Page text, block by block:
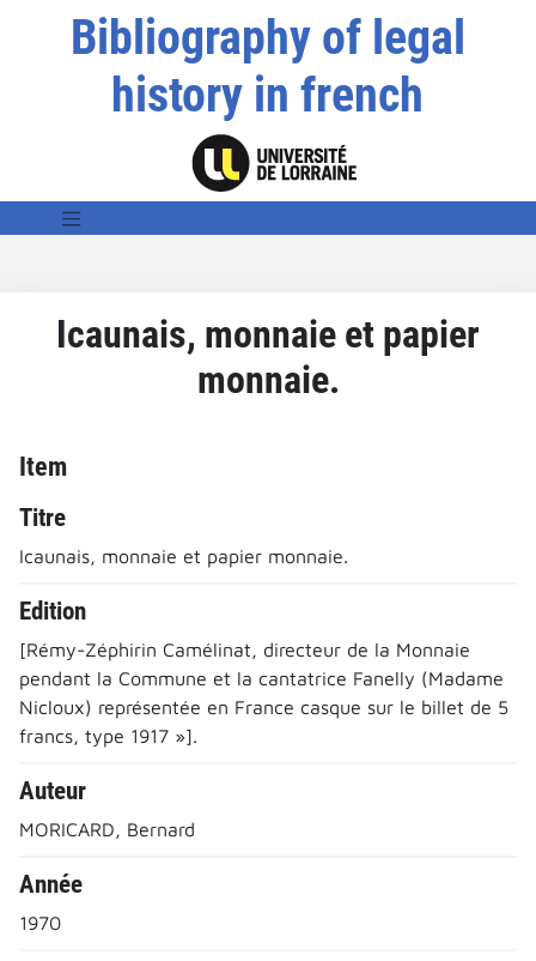
Bibliography of legal
history in french
Icaunais, monnaie et papier
monnaie.
Item
Titre
Icaunais, monnaie et papier monnaie.
Edition
[Rémy-Zéphirin Camélinat, directeur de la Monnaie
pendant la Commune et la cantatrice Fanelly (Madame
Nicloux) représentée en France casque sur le billet de 5
francs, type 1917 »].
Auteur
MORICARD, Bernard
Année
1970